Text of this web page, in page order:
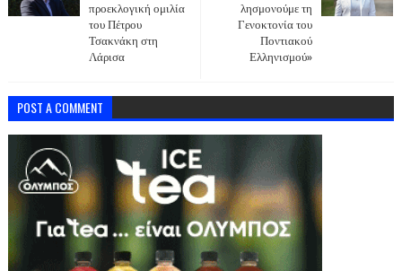
λησμονούμε τη
Γενοκτονία του
Ποντιακού
Ελληνισμού»
προεκλογική ομιλία
του Πέτρου
Τσακνάκη στη
Λάρισα
POST A COMMENT